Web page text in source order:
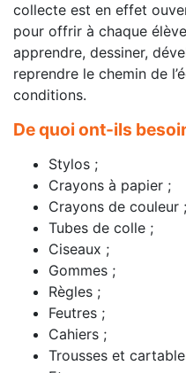
collecte est en effet
pour offrir à chaque
apprendre, dessiner,
reprendre le chemin de
conditions.
De quoi ont-ils
Stylos ;
Crayons à papier ;
Crayons de couleur ;
Tubes de colle ;
Ciseaux ;
Gommes ;
Règles ;
Feutres ;
Cahiers ;
Trousses et